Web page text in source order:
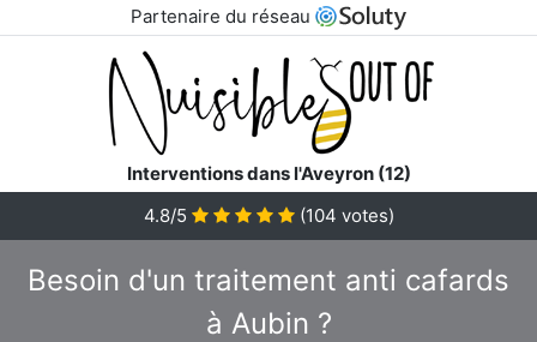
Partenaire du réseau
Interventions dans l'Aveyron (12)
4.8/5 (104 votes)
Besoin d'un traitement anti cafards
à Aubin ?